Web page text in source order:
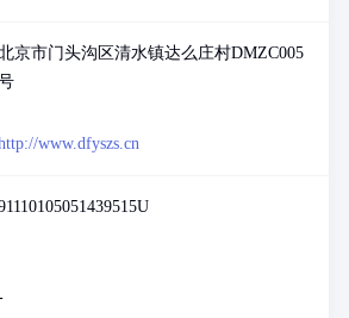
京市门头沟区清水镇达么庄村DMZC005
www.dfyszs.cn